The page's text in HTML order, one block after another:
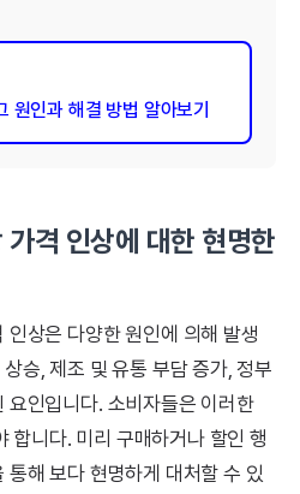
원인과 해결 방법 알아보기
격 인상에 대한 현명한
상은 다양한 원인에 의해 발생
승, 제조 및 유통 부담 증가, 정부
요인입니다. 소비자들은 이러한
합니다. 미리 구매하거나 할인 행
해 보다 현명하게 대처할 수 있